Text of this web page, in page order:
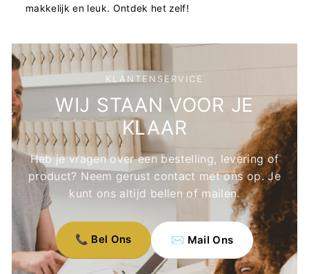
makkelijk en leuk. Ontdek het zelf!
KLANTENSERVICE
WIJ STAAN VOOR JE
KLAAR
Heb je vragen over een bestelling, levering of
product? Neem gerust contact met ons op. Je
kunt ons altijd bellen of mailen.
📞 Bel Ons ✉️ Mail Ons